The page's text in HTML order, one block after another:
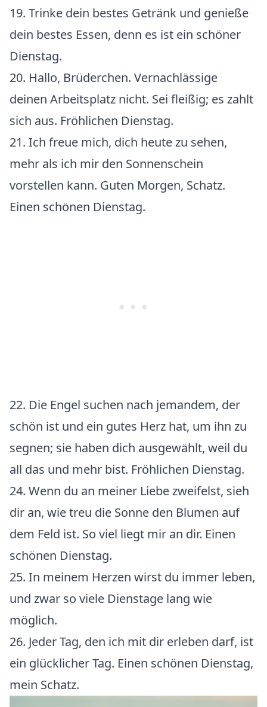
19. Trinke dein bestes Getränk und genieße
dein bestes Essen, denn es ist ein schöner
Dienstag.
20. Hallo, Brüderchen. Vernachlässige
deinen Arbeitsplatz nicht. Sei fleißig; es zahlt
sich aus. Fröhlichen Dienstag.
21. Ich freue mich, dich heute zu sehen,
mehr als ich mir den Sonnenschein
vorstellen kann. Guten Morgen, Schatz.
Einen schönen Dienstag.
22. Die Engel suchen nach jemandem, der
schön ist und ein gutes Herz hat, um ihn zu
segnen; sie haben dich ausgewählt, weil du
all das und mehr bist. Fröhlichen Dienstag.
24. Wenn du an meiner Liebe zweifelst, sieh
dir an, wie treu die Sonne den Blumen auf
dem Feld ist. So viel liegt mir an dir. Einen
schönen Dienstag.
25. In meinem Herzen wirst du immer leben,
und zwar so viele Dienstage lang wie
möglich.
26. Jeder Tag, den ich mit dir erleben darf, ist
ein glücklicher Tag. Einen schönen Dienstag,
mein Schatz.